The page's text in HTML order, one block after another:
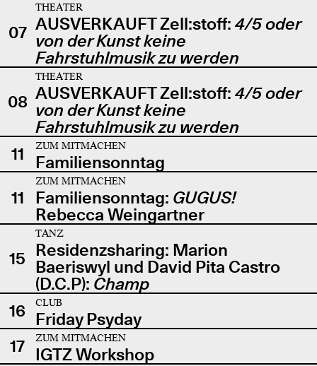
07
THEATER
AUSVERKAUFT Zell:stoff: 4/5 oder
von der Kunst keine
Fahrstuhlmusik zu werden
08
THEATER
AUSVERKAUFT Zell:stoff: 4/5 oder
von der Kunst keine
Fahrstuhlmusik zu werden
11
ZUM MITMACHEN
Familiensonntag
11
ZUM MITMACHEN
Familiensonntag: GUGUS!
Rebecca Weingartner
15
TANZ
Residenzsharing: Marion
Baeriswyl und David Pita Castro
(D.C.P): Champ
16
CLUB
Friday Psyday
17
ZUM MITMACHEN
IGTZ Workshop